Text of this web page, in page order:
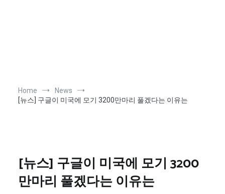
Home
News
[뉴스] 구글이 미국에 모기 3200만마리 풀겠다는 이유는
[뉴스] 구글이 미국에 모기 3200
만마리 풀겠다는 이유는